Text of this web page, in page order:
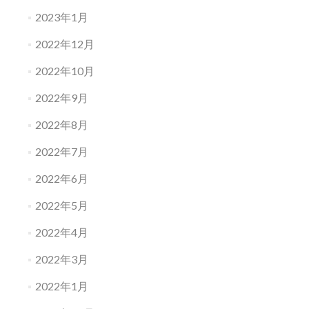
2023年1月
2022年12月
2022年10月
2022年9月
2022年8月
2022年7月
2022年6月
2022年5月
2022年4月
2022年3月
2022年1月